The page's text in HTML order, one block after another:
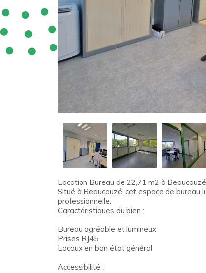
Location Bureau de 22,71 m2 à Beaucouzé
Situé à Beaucouzé, cet espace de
professionnelle.
Caractéristiques du bien :
Bureau agréable et lumineux
Prises RJ45
Locaux en bon état général
Accessibilité :